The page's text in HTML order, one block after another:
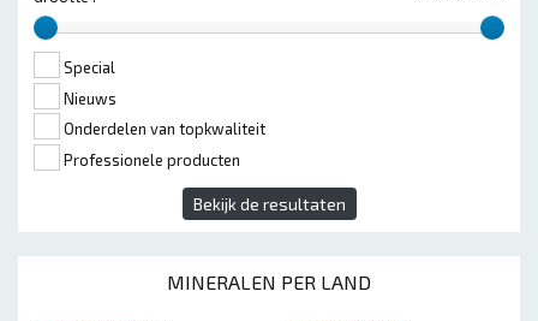
Special
Nieuws
Onderdelen van topkwaliteit
Professionele producten
Bekijk de resultaten
MINERALEN PER LAND